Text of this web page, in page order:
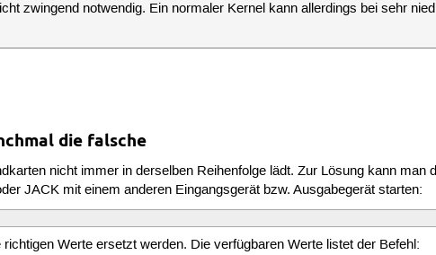
zwingend notwendig. Ein normaler Kernel kann allerdings bei sehr
die falsche
nicht immer in derselben Reihenfolge lädt. Zur Lösung kann man
JACK mit einem anderen Eingangsgerät bzw. Ausgabegerät starten:
Werte ersetzt werden. Die verfügbaren Werte listet der Befehl: